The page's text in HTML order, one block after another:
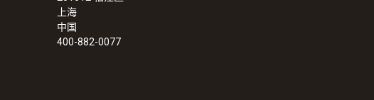
上海
中国
400-882-0077